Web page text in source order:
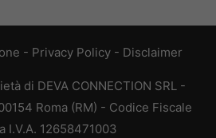
- Privacy Policy - Disclaimer
di DEVA CONNECTION SRL -
Roma (RM) - Codice Fiscale
I.V.A. 12658471003